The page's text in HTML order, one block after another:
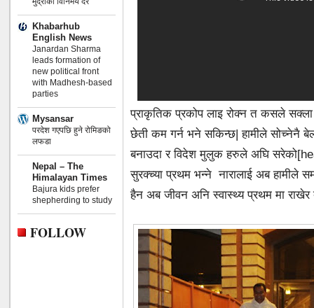
Khabarhub
English News
Janardan Sharma
leads formation of
new political front
with Madhesh-based
parties
Mysansar
परदेश गएपछि हुने रोमिङको
लफडा
Nepal – The
Himalayan Times
Bajura kids prefer
shepherding to study
FOLLOW
प्राकृतिक प्रकोप लाइ रोक्न त कसले
छेती कम गर्न भने सकिन्छ| हामीले सोच्नेनै
बनाउदा र विदेश मुलुक हरुले अघि
सुरक्च्या प्रथम भन्ने नारालाई अब हामीले
हैन अब जीवन अनि स्वास्थ्य प्रथम मा